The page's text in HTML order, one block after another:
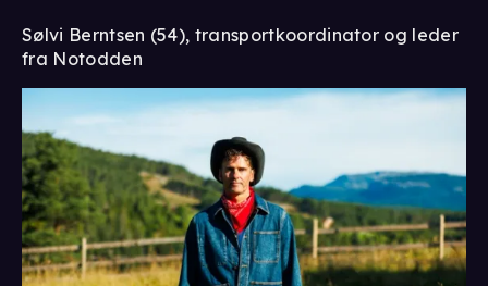
Sølvi Berntsen (54), transportkoordinator og leder
fra Notodden